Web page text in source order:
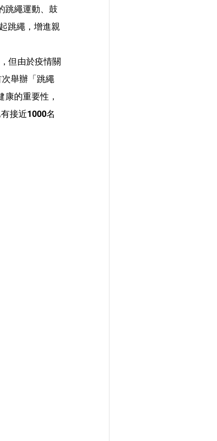
跳繩運動、鼓
跳繩，增進親
但由於疫情關
舉辦「跳繩
的重要性，
接近1000名